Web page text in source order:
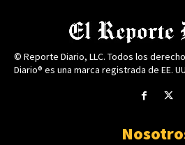
© Reporte Diario, LLC. Todos los
Diario® es una marca registrada de EE.